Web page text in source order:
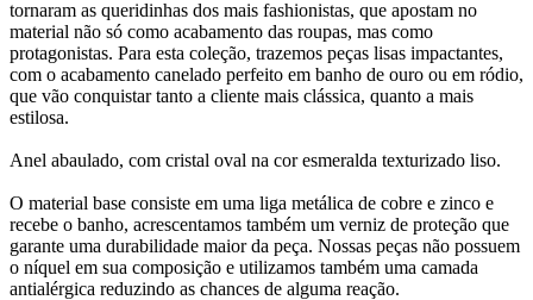
tornaram as queridinhas dos mais fashionistas, que apostam no
material não só como acabamento das roupas, mas como
protagonistas. Para esta coleção, trazemos peças lisas impactantes,
com o acabamento canelado perfeito em banho de ouro ou em ródio,
que vão conquistar tanto a cliente mais clássica, quanto a mais
estilosa.
Anel abaulado, com cristal oval na cor esmeralda texturizado liso.
O material base consiste em uma liga metálica de cobre e zinco e
recebe o banho, acrescentamos também um verniz de proteção que
garante uma durabilidade maior da peça. Nossas peças não possuem
o níquel em sua composição e utilizamos também uma camada
antialérgica reduzindo as chances de alguma reação.